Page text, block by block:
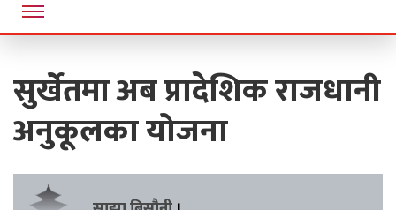
Bisaunee
सुर्खेतमा अब प्रादेशिक राजधानी
अनुकूलका योजना